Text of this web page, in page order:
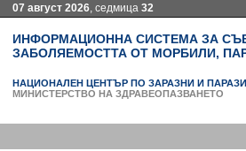
07 август 2026, седмица 32
ИНФОРМАЦИОННА СИСТЕМА ЗА
ЗАБОЛЯЕМОСТТА ОТ МОРБИЛИ,
НАЦИОНАЛЕН ЦЕНТЪР ПО ЗАРАЗНИ И
МИНИСТЕРСТВО НА ЗДРАВЕОПАЗВАНЕТО